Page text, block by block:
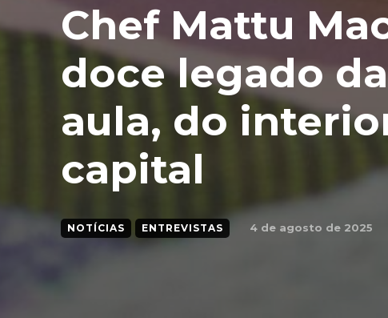
Chef Mattu
doce legado
aula, do
capital
NOTÍCIAS ENTREVISTAS 4 de agosto de 2025